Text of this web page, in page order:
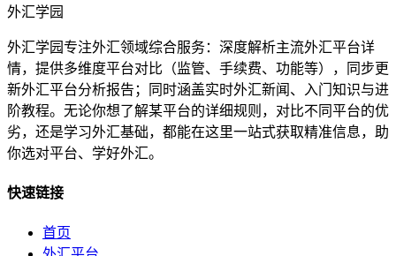
外汇学园
外汇学园专注外汇领域综合服务：深度解析主流外汇平台详
情，提供多维度平台对比（监管、手续费、功能等），同步更
新外汇平台分析报告；同时涵盖实时外汇新闻、入门知识与进
阶教程。无论你想了解某平台的详细规则，对比不同平台的优
劣，还是学习外汇基础，都能在这里一站式获取精准信息，助
你选对平台、学好外汇。
快速链接
首页